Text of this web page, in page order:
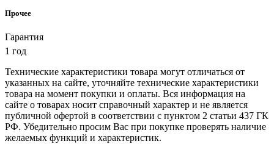
Прочее
Гарантия
1 год
Технические характеристики товара могут отличаться от
указанных на сайте, уточняйте технические характеристики
товара на момент покупки и оплаты. Вся информация на
сайте о товарах носит справочный характер и не является
публичной офертой в соответствии с пунктом 2 статьи 437 ГК
РФ. Убедительно просим Вас при покупке проверять наличие
желаемых функций и характеристик.